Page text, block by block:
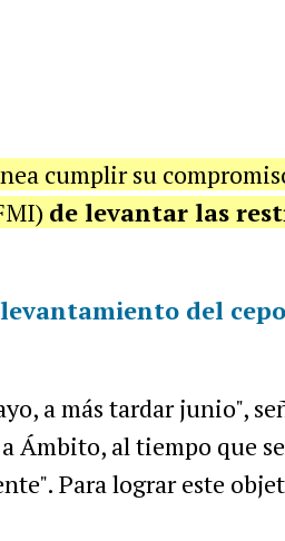
cumplir su
de levantar las
del
a más tardar junio",
Ámbito, al tiempo que
Para lograr este